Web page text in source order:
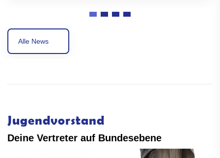
Alle News
Jugendvorstand
Deine Vertreter auf Bundesebene